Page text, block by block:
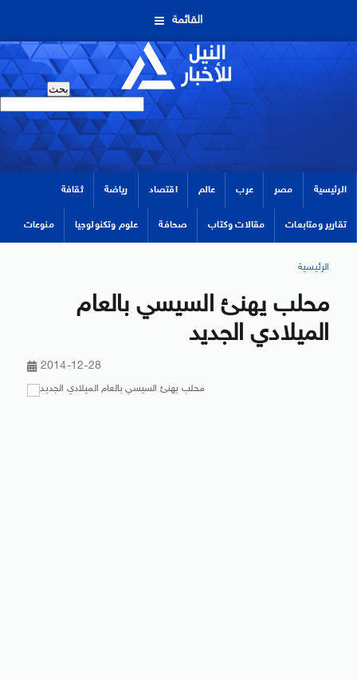
القائمة
الرئيسية مصر عرب عالم اقتصاد رياضة ثقافة
تقارير ومتابعات مقالات وكتاب صحافة علوم وتكنولوجيا منوعات
الرئيسية
محلب يهنئ السيسي بالعام
الميلادي الجديد
2014-12-28